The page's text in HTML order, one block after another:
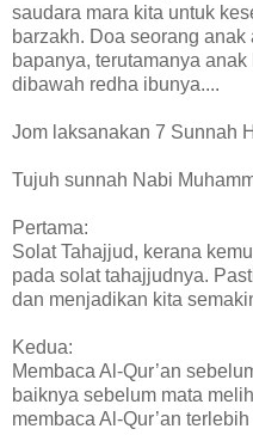
saudara mara kita untuk
barzakh. Doa seorang
bapanya, terutamanya
dibawah redha ibunya....
Jom laksanakan 7 Sunnah
Tujuh sunnah Nabi
Pertama:
Solat Tahajjud, kerana
pada solat tahajjudnya.
dan menjadikan kita
Kedua:
Membaca Al-Qur’an
baiknya sebelum mata
membaca Al-Qur’an